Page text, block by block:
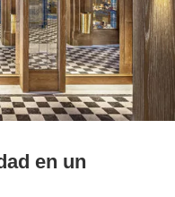
en un